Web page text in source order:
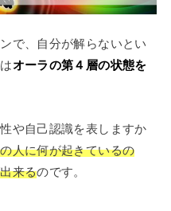
で、自分が解らないとい
オーラの第４層の状態を
や自己認識を表しますか
人に何が起きているの
来るのです。